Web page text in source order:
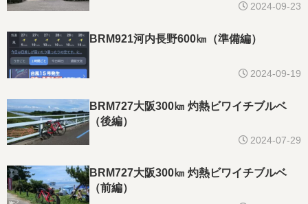
2024-09-23
BRM921河内長野600㎞（準備編）
2024-09-19
BRM727大阪300㎞ 灼熱ビワイチブルベ
（後編）
2024-07-29
BRM727大阪300㎞ 灼熱ビワイチブルベ
（前編）